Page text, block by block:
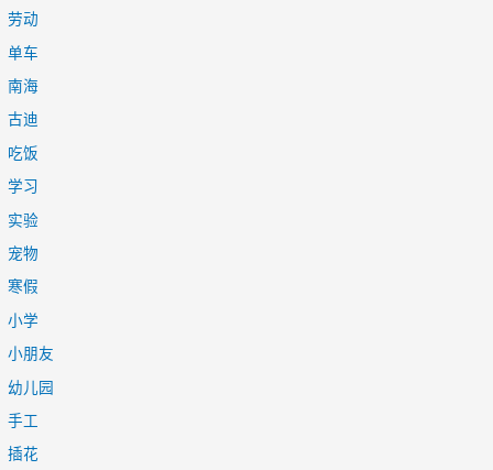
劳动
单车
南海
古迪
吃饭
学习
实验
宠物
寒假
小学
小朋友
幼儿园
手工
插花